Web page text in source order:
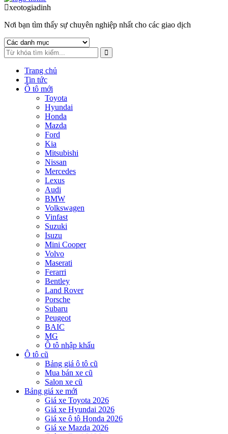
to
toxeotogiadinh
Nơi bạn tìm thấy sự chuyên nghiệp nhất cho các giao dịch
Trang chủ
Tin tức
Ô tô mới
Toyota
Hyundai
Honda
Mazda
Ford
Kia
Mitsubishi
Nissan
Mercedes
Lexus
Audi
BMW
Volkswagen
Vinfast
Suzuki
Isuzu
Mini Cooper
Volvo
Maserati
Ferarri
Bentley
Land Rover
Porsche
Subaru
Peugeot
BAIC
MG
Ô tô nhập khẩu
Ô tô cũ
Bảng giá ô tô cũ
Mua bán xe cũ
Salon xe cũ
Bảng giá xe mới
Giá xe Toyota 2026
Giá xe Hyundai 2026
Giá xe ô tô Honda 2026
Giá xe Mazda 2026